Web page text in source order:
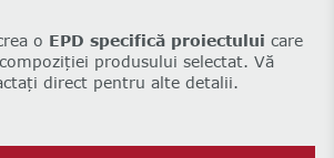
o EPD specifică proiectului care
produsului selectat. Vă
direct pentru alte detalii.